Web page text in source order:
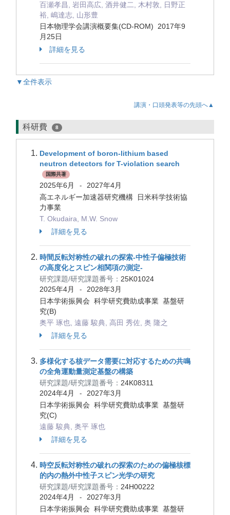
百瀬孝昌, 岩田高広, 酒井健二, 木村敦, 日野正
裕, 嶋達志, 山形豊
日本物理学会講演概要集(CD-ROM) 2017年9
月25日
詳細を見る
▼全件表示
講演・口頭発表等の先頭へ▲
科研費 8
Development of boron-lithium based
neutron detectors for T-violation search
国際共著
2025年6月 -
2027年4月
高エネルギー加速器研究機構 日米科学技術協
力事業
T. Okudaira, M.W. Snow
詳細を見る
時間反転対称性の破れの探索-中性子偏極技術
の高度化とスピン相関項の測定-
研究課題/研究課題番号： 25K01024
2025年4月
-
2028年3月
日本学術振興会 科学研究費助成事業 基盤研
究(B)
奥平 琢也, 遠藤 駿典, 高田 秀佐, 奥 隆之
詳細を見る
多様化する核データ需要に対応するための共鳴
の全角運動量測定基盤の構築
研究課題/研究課題番号： 24K08311
2024年4月
-
2027年3月
日本学術振興会 科学研究費助成事業 基盤研
究(C)
遠藤 駿典, 奥平 琢也
詳細を見る
時空反転対称性の破れの探索のための偏極核標
的内の熱外中性子スピン光学の研究
研究課題/研究課題番号： 24H00222
2024年4月
-
2027年3月
日本学術振興会 科学研究費助成事業 基盤研